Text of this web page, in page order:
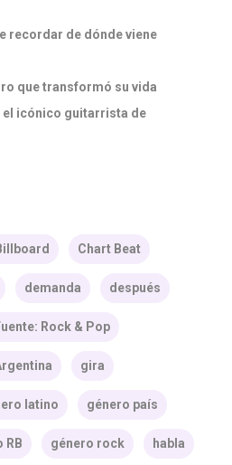
recordar de dónde viene
que transformó su vida
el icónico guitarrista de
Chart Beat
demanda después
Rock & Pop
gira
latino género país
RB género rock habla